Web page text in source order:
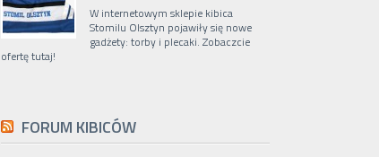
W internetowym sklepie kibica
Stomilu Olsztyn pojawiły się nowe
gadżety: torby i plecaki. Zobaczcie
ofertę tutaj!
FORUM KIBICÓW